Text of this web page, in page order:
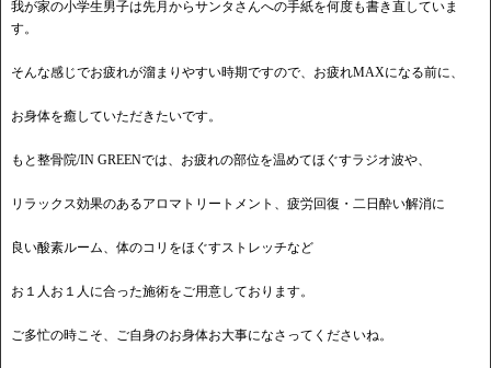
我が家の小学生男子は先月からサンタさんへの手紙を何度も書き直していま
す。
そんな感じでお疲れが溜まりやすい時期ですので、お疲れMAXになる前に、
お身体を癒していただきたいです。
もと整骨院/IN GREENでは、お疲れの部位を温めてほぐすラジオ波や、
リラックス効果のあるアロマトリートメント、疲労回復・二日酔い解消に
良い酸素ルーム、体のコリをほぐすストレッチなど
お１人お１人に合った施術をご用意しております。
ご多忙の時こそ、ご自身のお身体お大事になさってくださいね。